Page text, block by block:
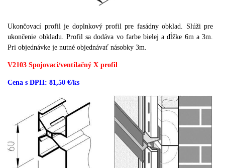
Ukončovací profil je doplnkový profil pre fasádny obklad. Slúži pre
ukončenie obkladu. Profil sa dodáva vo farbe bielej a dĺžke 6m a 3m.
Pri objednávke je nutné objednávať násobky 3m.
V2103 Spojovací/ventilačný X profil
Cena s DPH: 81,50 €/ks